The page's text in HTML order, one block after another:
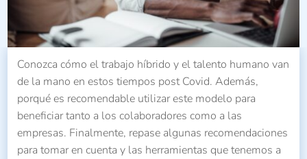
Conozca cómo el trabajo híbrido y el talento humano van
de la mano en estos tiempos post Covid. Además,
porqué es recomendable utilizar este modelo para
beneficiar tanto a los colaboradores como a las
empresas. Finalmente, repase algunas recomendaciones
para tomar en cuenta y las herramientas que tenemos a